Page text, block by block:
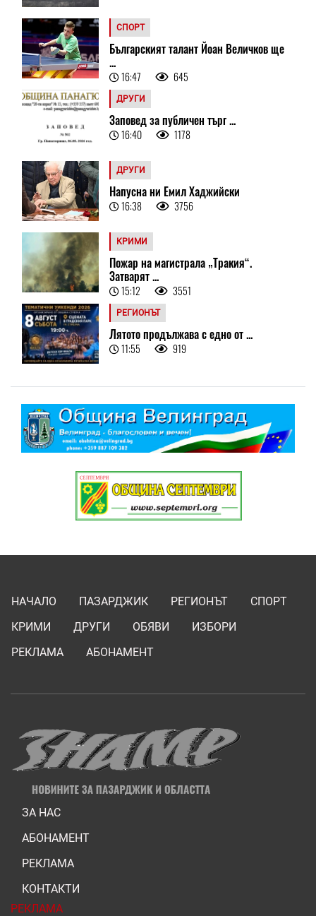
СПОРТ
Българският талант Йоан Величков ще
...
16:47 645
ДРУГИ
Заповед за публичен търг ...
16:40 1178
ДРУГИ
Напусна ни Емил Хаджийски
16:38 3756
КРИМИ
Пожар на магистрала „Тракия“.
Затварят ...
15:12 3551
РЕГИОНЪТ
Лятото продължава с едно от ...
11:55 919
НАЧАЛО ПАЗАРДЖИК РЕГИОНЪТ
СПОРТ
КРИМИ
ДРУГИ ОБЯВИ
ИЗБОРИ
РЕКЛАМА
АБОНАМЕНТ
ЗА НАС
АБОНАМЕНТ
РЕКЛАМА
КОНТАКТИ
РЕКЛАМА